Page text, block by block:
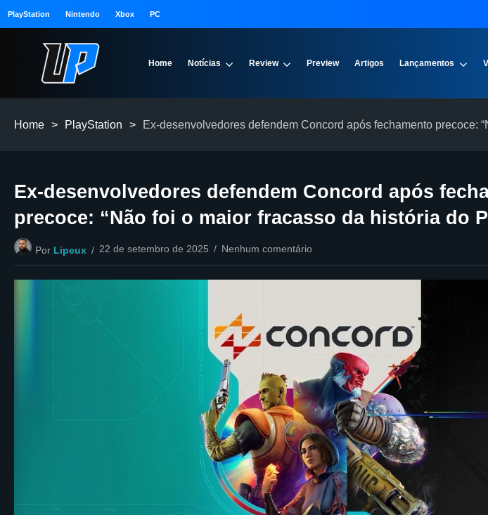
PlayStation Nintendo Xbox PC
Home Notícias Review Preview Artigos Lançamentos
Home > PlayStation > Ex-desenvolvedores defendem Concord após fechamento precoce:
Ex-desenvolvedores defendem Concord após
precoce: “Não foi o maior fracasso da história do
Por Lipeux 22 de setembro de 2025 Nenhum comentário